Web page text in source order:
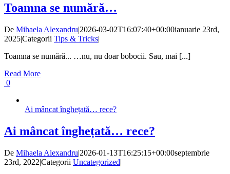
Toamna se numără…
De Mihaela Alexandru|2026-03-02T16:07:40+00:00ianuarie 23rd,
2025|Categorii Tips & Tricks|
Toamna se numără... …nu, nu doar bobocii. Sau, mai [...]
Read More
0
Ai mâncat înghețată… rece?
Ai mâncat înghețată… rece?
De Mihaela Alexandru|2026-01-13T16:25:15+00:00septembrie
23rd, 2022|Categorii Uncategorized|